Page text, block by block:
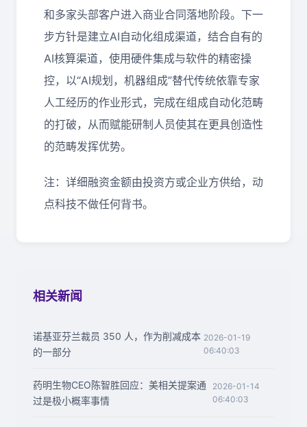
和多家头部客户进入商业合同落地阶段。下一
步方针是建立AI自动化组成渠道，结合自有的
AI核算渠道，使用硬件集成与软件的精密操
控，以“AI规划，机器组成”替代传统依靠专家
人工经历的作业形式，完成在组成自动化范畴
的打破，从而赋能研制人员使其在更具创造性
的范畴发挥优势。
注：详细融资金额由投资方或企业方供给，动
点科技不做任何背书。
相关新闻
诺基亚芬兰裁员 350 人，作为削减成本
的一部分
2026-01-19
06:40:03
药明生物CEO陈智胜回应：美相关提案通
过是极小概率事情
2026-01-14
06:40:03